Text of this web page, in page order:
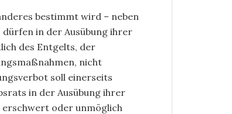
bestimmt wird – neben
in der Ausübung ihrer
des Entgelts, der
nicht
soll einerseits
in der Ausübung ihrer
oder unmöglich